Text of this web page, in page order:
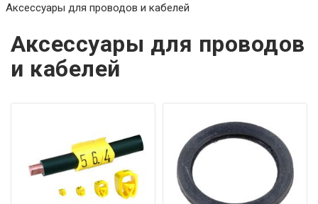
Аксессуары для проводов и кабелей
Аксессуары для проводов
и кабелей